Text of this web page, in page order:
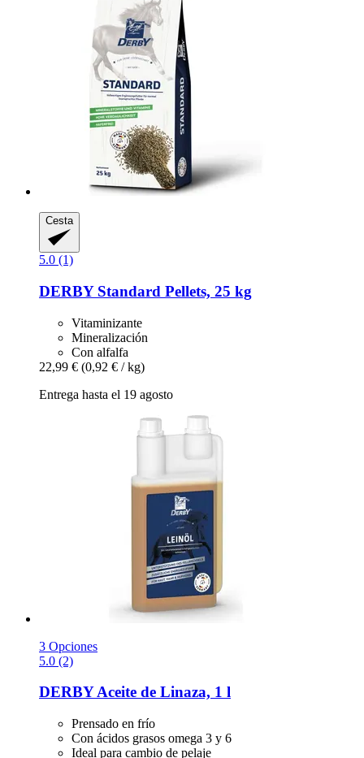
Cesta
5.0 (1)
DERBYStandard Pellets, 25 kg
Vitaminizante
Mineralización
Con alfalfa
22,99 € (0,92 € / kg)
Entrega hasta el 19 agosto
3 Opciones
5.0 (2)
DERBYAceite de Linaza, 1 l
Prensado en frío
Con ácidos grasos omega 3 y 6
Ideal para cambio de pelaje